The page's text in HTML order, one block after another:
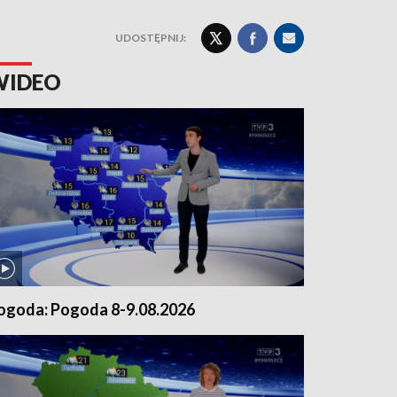
UDOSTĘPNIJ:
Pogoda 8-9.08.2026